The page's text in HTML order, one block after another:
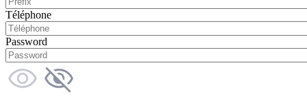
Téléphone
Password